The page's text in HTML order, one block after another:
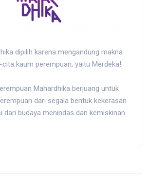
dipilih karena mengandung makna
kaum perempuan, yaitu Merdeka!
Mahardhika berjuang untuk
dari segala bentuk kekerasan
dari budaya menindas dan kemiskinan.